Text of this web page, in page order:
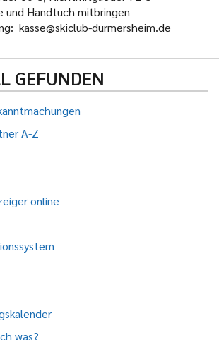
und Handtuch mitbringen
kasse@skiclub-durmersheim.de
GEFUNDEN
A-Z
online
was?